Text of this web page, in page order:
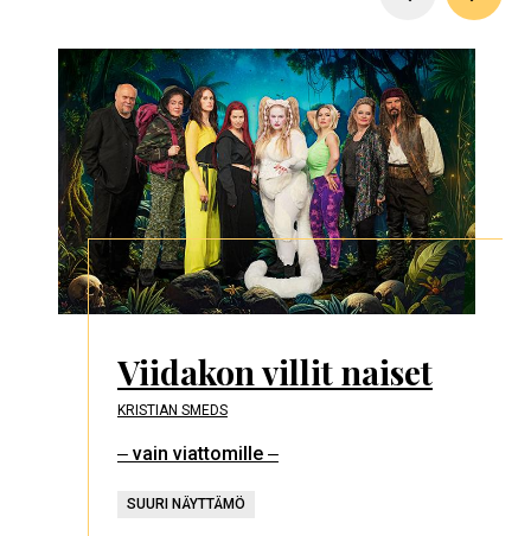
Viidakon villit naiset
KRISTIAN SMEDS
‒ vain viattomille ‒
SUURI NÄYTTÄMÖ